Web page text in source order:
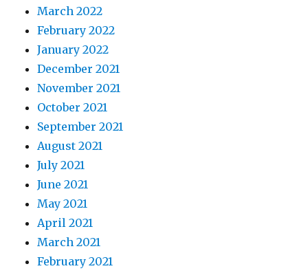
March 2022
February 2022
January 2022
December 2021
November 2021
October 2021
September 2021
August 2021
July 2021
June 2021
May 2021
April 2021
March 2021
February 2021